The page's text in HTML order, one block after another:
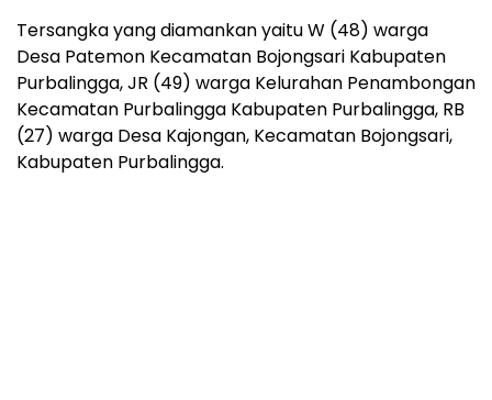
Tersangka yang diamankan yaitu W (48) warga
Desa Patemon Kecamatan Bojongsari Kabupaten
Purbalingga, JR (49) warga Kelurahan Penambongan
Kecamatan Purbalingga Kabupaten Purbalingga, RB
(27) warga Desa Kajongan, Kecamatan Bojongsari,
Kabupaten Purbalingga.